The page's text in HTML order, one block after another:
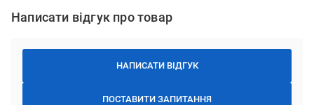
Написати відгук про товар
НАПИСАТИ ВІДГУК
ПОСТАВИТИ ЗАПИТАННЯ